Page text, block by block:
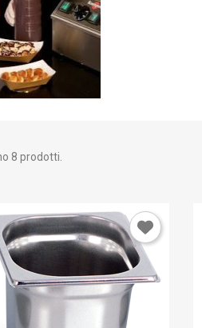
8 prodotti.